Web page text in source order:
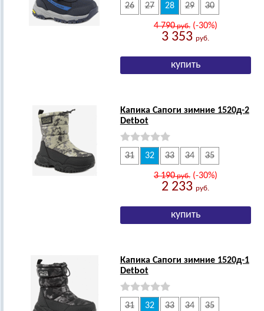
26 27 28 29 30
4 790руб.(-30%)
3 353руб.
Капика Сапоги зимние 1520д-2
Detbot
31 32 33 34 35
3 190руб.(-30%)
2 233руб.
Капика Сапоги зимние 1520д-1
Detbot
31 32 33 34 35